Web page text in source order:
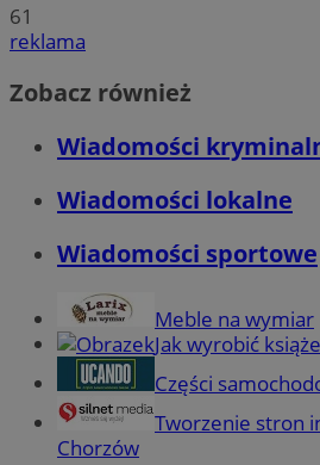
61
reklama
Zobacz również
Wiadomości
Wiadomości lokalne
Wiadomości sportowe
Meble na wymiar
Jak wyrobić
Części
Tworzenie stron
Chorzów